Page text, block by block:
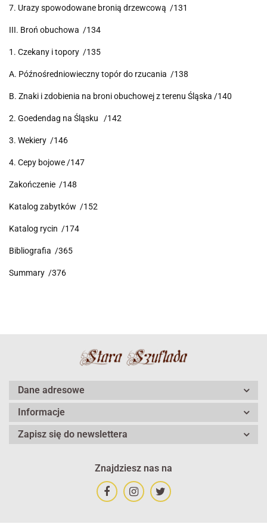
7. Urazy spowodowane bronią drzewcową /131
III. Broń obuchowa /134
1. Czekany i topory /135
A. Późnośredniowieczny topór do rzucania /138
B. Znaki i zdobienia na broni obuchowej z terenu Śląska /140
2. Goedendag na Śląsku /142
3. Wekiery /146
4. Cepy bojowe /147
Zakończenie /148
Katalog zabytków /152
Katalog rycin /174
Bibliografia /365
Summary /376
Dane adresowe
Informacje
Zapisz się do newslettera
Znajdziesz nas na